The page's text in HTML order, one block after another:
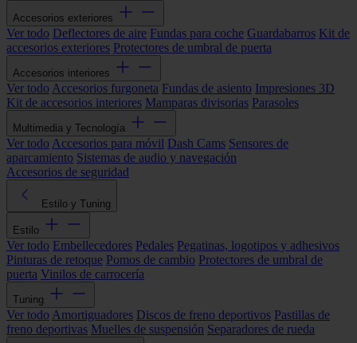
Accesorios exteriores
Ver todo Deflectores de aire Fundas para coche Guardabarros Kit de
accesorios exteriores Protectores de umbral de puerta
Accesorios interiores
Ver todo Accesorios furgoneta Fundas de asiento Impresiones 3D
Kit de accesorios interiores Mamparas divisorias Parasoles
Multimedia y Tecnología
Ver todo Accesorios para móvil Dash Cams Sensores de
aparcamiento Sistemas de audio y navegación
Accesorios de seguridad
Estilo y Tuning
Estilo
Ver todo Embellecedores Pedales Pegatinas, logotipos y adhesivos
Pinturas de retoque Pomos de cambio Protectores de umbral de
puerta Vinilos de carrocería
Tuning
Ver todo Amortiguadores Discos de freno deportivos Pastillas de
freno deportivas Muelles de suspensión Separadores de rueda